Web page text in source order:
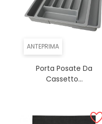
ANTEPRIMA
Porta Posate Da
Cassetto...